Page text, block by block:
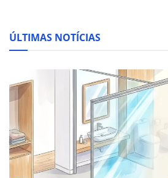
ÚLTIMAS NOTÍCIAS